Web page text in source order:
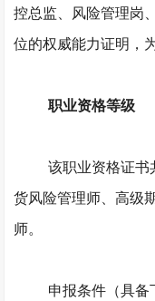
控总监、风险管理岗
位的权威能力证明，
职业资格等级
该职业资格证书
货风险管理师、高级
师。
申报条件（具备